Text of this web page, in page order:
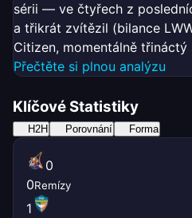
sérii — ve čtyřech z
a třikrát zvítězil (bilance
Citizen, momentálně třináctý
Přečtěte si plnou analýzu
Klíčové Statistiky
H2H Porovnání Forma
0
0Remízy
1